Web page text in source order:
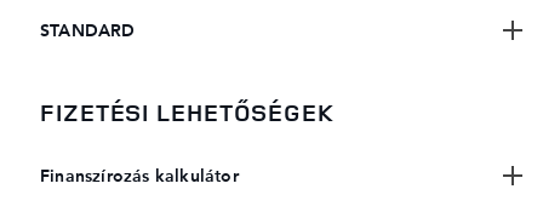
STANDARD
FIZETÉSI LEHETŐSÉGEK
Finanszírozás kalkulátor